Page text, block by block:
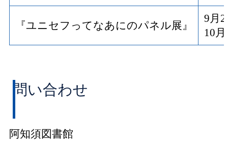
『ユニセフってなあにのパネル展』
9月
10
問い合わせ
阿知須図書館